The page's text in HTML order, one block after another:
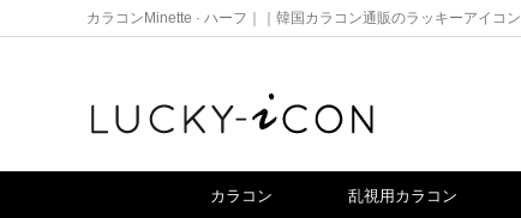
カラコンMinette · ハーフ｜｜韓国カラコン通販のラッキーアイコン
カラコン 乱視用カラコン